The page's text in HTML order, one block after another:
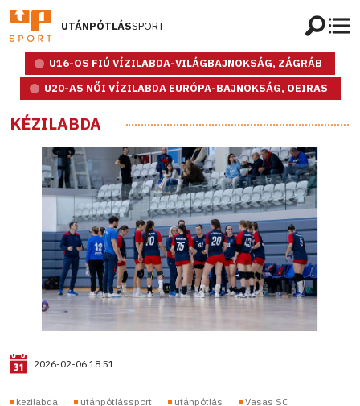
UTÁNPÓTLÁSSPORT
U16-OS FIÚ VÍZILABDA-VILÁGBAJNOKSÁG, ZÁGRÁB
U20-AS NŐI VÍZILABDA EURÓPA-BAJNOKSÁG, OEIRAS
KÉZILABDA
2026-02-06 18:51
kezilabda utánpótlássport utánpótlás
Vasas SC